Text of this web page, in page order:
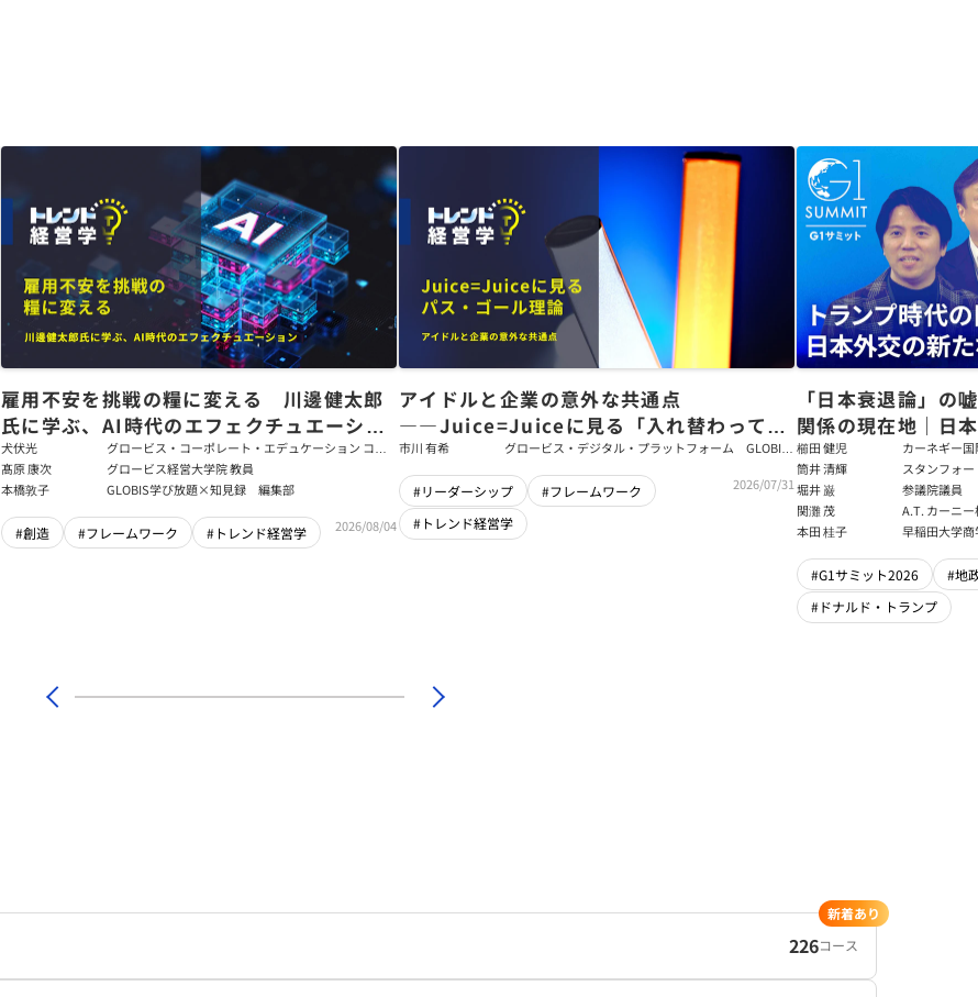
雇用不安を挑戦の糧に変える 川邊健太郎
氏に学ぶ、AI時代のエフェクチュエーショ
ン
犬伏光
グロービス・コーポレート・エデュケーション コー
ポレート・ソリューション・チーム コンサルタント
髙原 康次
グロービス経営大学院 教員
本橋敦子
GLOBIS学び放題×知見録 編集部
#創造 #フレームワーク #トレンド経営学 2026/08/04
アイドルと企業の意外な共通点
――Juice=Juiceに見る「入れ替わっても
強いチーム」をつくるパス・ゴール理論
市川 有希
グロービス・デジタル・プラットフォーム GLOBIS
#リーダーシップ
#フレームワーク
#トレンド経営学
2026/07/31
「日本衰退論」の
関係の現在地｜日
戦略【櫛田健児×
輝】
櫛田 健児
カーネギー
ラムディレ
筒井 清輝
スタンフォ
大学アジア
フェロー
堀井 巌
参議院議員
関灘 茂
A.T. カーニ
本法人会長
本田 桂子 早稲田大学
#G1サミット2026
#地
#ドナルド・トランプ
226コース
新着あり